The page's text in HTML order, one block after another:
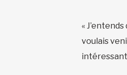
«
voulais